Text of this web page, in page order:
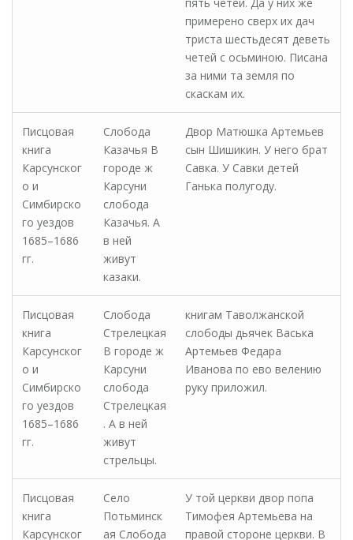
примерено сверх их дач
триста шестьдесят деветь
четей с осьминою. Писана
за ними та земля по
скаскам их.
Писцовая
книга
Карсунског
о и
Симбирско
го уездов
1685–1686
гг.
Слобода
Казачья В
городе ж
Карсуни
слобода
Казачья. А
в ней
живут
казаки.
Двор Матюшка Артемьев
сын Шишикин. У него брат
Савка. У Савки детей
Ганька полугоду.
Писцовая
книга
Карсунског
о и
Симбирско
го уездов
1685–1686
гг.
Слобода
Стрелецкая
В городе ж
Карсуни
слобода
Стрелецкая
. А в ней
живут
стрельцы.
книгам Таволжанской
слободы дьячек Васька
Артемьев Федара
Иванова по ево велению
руку приложил.
Писцовая
книга
Карсунског
Село
Потьминск
ая Слобода
У той церкви двор попа
Тимофея Артемьева на
правой стороне церкви. В